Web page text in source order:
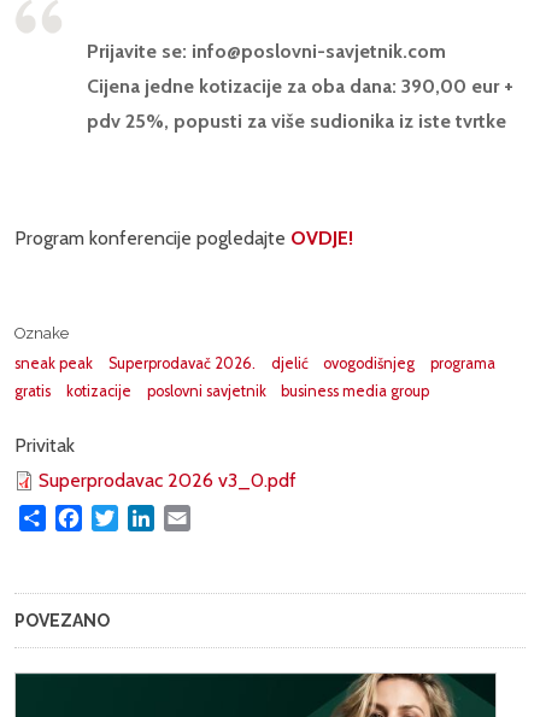
Prijavite se: info@poslovni-savjetnik.com
Cijena jedne kotizacije za oba dana: 390,00 eur +
pdv 25%, popusti za više sudionika iz iste tvrtke
Program konferencije pogledajte OVDJE!
Oznake
sneak peak
Superprodavač 2026. djelić ovogodišnjeg
programa
gratis
kotizacije poslovni savjetnik business media group
Privitak
Superprodavac 2026 v3_0.pdf
Share FacebookTwitterLinkedIn
POVEZANO